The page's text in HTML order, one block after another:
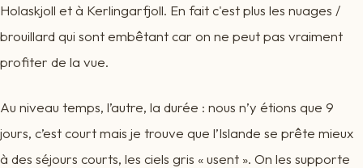
Holaskjoll et à Kerlingarfjoll. En fait c'est plus les nuages /
brouillard qui sont embêtant car on ne peut pas vraiment
profiter de la vue.
Au niveau temps, l’autre, la durée : nous n’y étions que 9
jours, c’est court mais je trouve que l’Islande se prête mieux
à des séjours courts, les ciels gris « usent ». On les supporte